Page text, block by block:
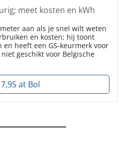
meet kosten en kWh
aan als je snel wilt weten
en kosten; hij toont
heeft een GS‑keurmerk voor
geschikt voor Belgische
at Bol